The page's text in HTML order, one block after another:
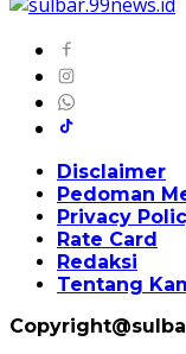
Disclaimer
Pedoman
Privacy
Rate Card
Redaksi
Tentang